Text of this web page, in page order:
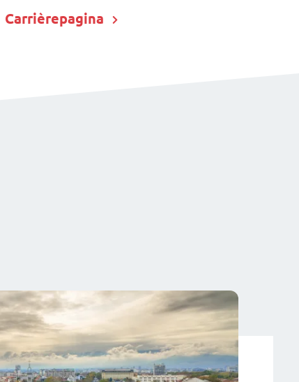
Carrièrepagina